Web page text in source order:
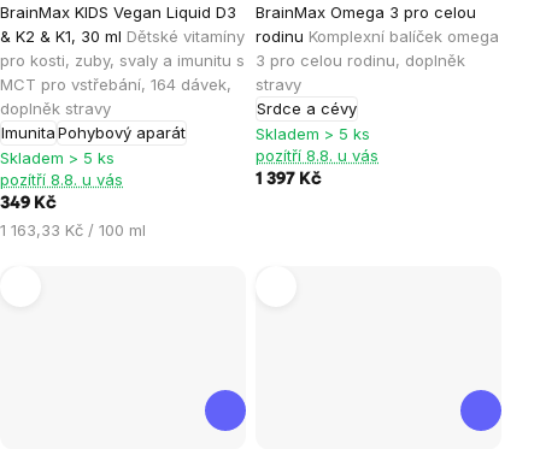
BrainMax KIDS Vegan Liquid D3
& K2 & K1, 30 ml Dětské vitamíny
pro kosti, zuby, svaly a imunitu s
MCT pro vstřebání, 164 dávek,
doplněk stravy
ImunitaPohybový aparát
hodnocení
produktu
je
5,0
z
5
hvězdiček.
Skladem > 5 ks
pozítří 8.8. u vás
349 Kč
Měrná
1 163,33 Kč / 100 ml
BrainMax Omega 3 pro celou
rodinu Komplexní balíček omega
3 pro celou rodinu, doplněk
stravy
Srdce a cévy
Skladem > 5 ks
pozítří 8.8. u vás
1 397 Kč